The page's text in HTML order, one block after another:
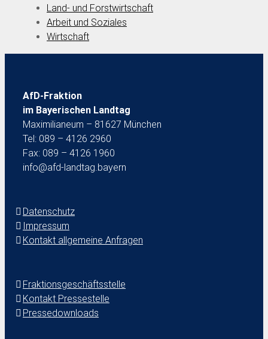
Land- und Forstwirtschaft
Arbeit und Soziales
Wirtschaft
AfD-Fraktion
im Bayerischen Landtag
Maximilianeum – 81627 München
Tel: 089 – 4126 2960
Fax: 089 – 4126 1960
info@afd-landtag.bayern
Datenschutz
Impressum
Kontakt allgemeine Anfragen
Fraktionsgeschäftsstelle
Kontakt Pressestelle
Pressedownloads